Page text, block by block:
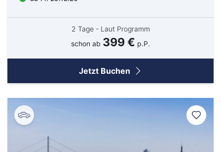
Solingen
Spremberg
Titisee-Neustadt
Trier
Werneck
2 Tage - Laut Programm
schon ab 399 € p.P.
Jetzt Buchen